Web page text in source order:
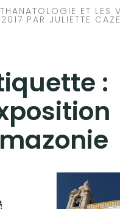
ET LES
PAR JULIETTE
: